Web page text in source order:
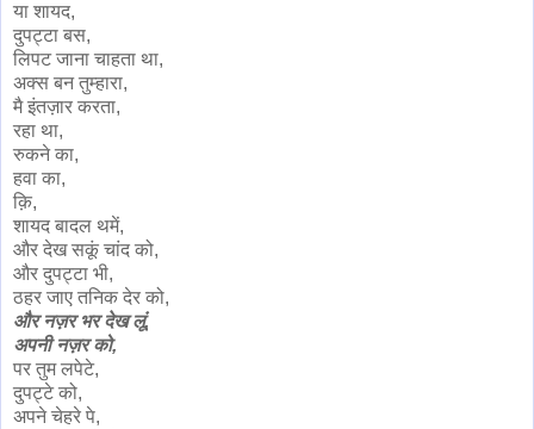
या शायद,
दुपट्टा बस,
लिपट जाना चाहता था,
अक्स बन तुम्हारा,
मै इंतज़ार करता,
रहा था,
रुकने का,
हवा का,
क़ि,
शायद बादल थमें,
और देख सकूं चांद को,
और दुपट्टा भी,
ठहर जाए तनिक देर को,
और नज़र भर देख लूं,
अपनी नज़र को,
पर तुम लपेटे,
दुपट्टे को,
अपने चेहरे पे,